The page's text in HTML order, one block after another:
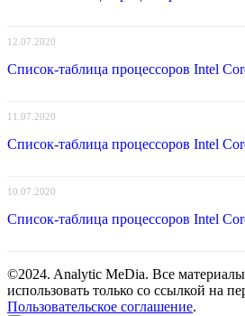
12.07.2020
Список-таблица процессоров Intel
11.07.2020
Список-таблица процессоров Intel
10.07.2020
Список-таблица процессоров Intel
©2024. Analytic MeDia. Все
использовать только со ссылкой на
Пользовательское соглашение.